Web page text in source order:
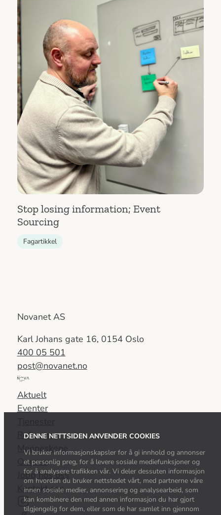
DENNE NETTSIDEN ANVENDER COOKIES
Vi bruker informasjonskapsler for å gi innhold og annonser
et personlig preg, for å levere sosiale mediefunksjoner og
for å analysere trafikken vår. Vi deler dessuten informasjon
om hvordan du bruker nettstedet vårt, med partnerne våre
innen sosiale medier, annonsering og analysearbeid, som
kan kombinere den med annen informasjon du har gjort
tilgjengelig for dem, eller som de har samlet inn gjennom
Stop losing information; Event
Sourcing
Fagartikkel
Novanet AS
Karl Johans gate 16, 0154 Oslo
400 05 501
post@novanet.no
Del
av
Nova
Group
Aktuelt
Eventer
Referanser
Menneskene
Om oss
Jobb hos oss
Kontakt oss